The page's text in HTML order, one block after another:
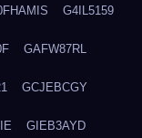
G4IL5159
GAFW87RL
GCJEBCGY
GIEB3AYD